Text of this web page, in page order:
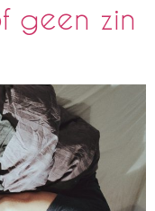
geen zin